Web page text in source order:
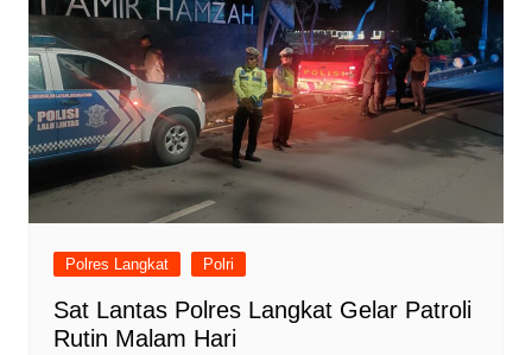
Polres Langkat Polri
Sat Lantas Polres Langkat Gelar Patroli
Rutin Malam Hari